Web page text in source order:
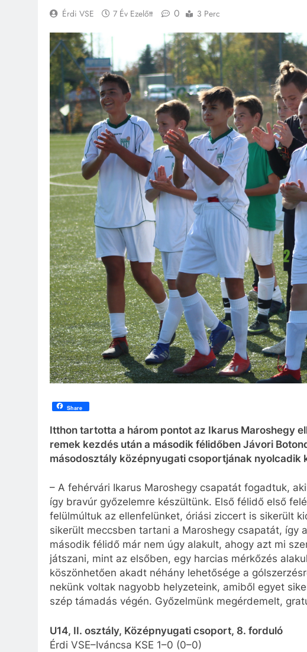
Érdi VSE 7 Év Ezelőtt 0 3 Perc
Share
Itthon tartotta a három pontot az Ikarus Maroshegy
remek kezdés után a második félidőben Jávori
másodosztály középnyugati csoportjának nyolcadik
– A fehérvári Ikarus Maroshegy csapatát fogadtuk,
így bravúr győzelemre készültünk. Első félidő első
felülmúltuk az ellenfelünket, óriási ziccert is sikerült
sikerült meccsben tartani a Maroshegy csapatát, így
második félidő már nem úgy alakult, ahogy azt mi
játszani, mint az elsőben, egy harcias mérkőzés
köszönhetően akadt néhány lehetősége a
nekünk voltak nagyobb helyzeteink, amiből egyet
szép támadás végén. Győzelmünk megérdemelt,
U14, II. osztály, Középnyugati csoport, 8. forduló
Érdi VSE–Iváncsa KSE 1–0 (0–0)